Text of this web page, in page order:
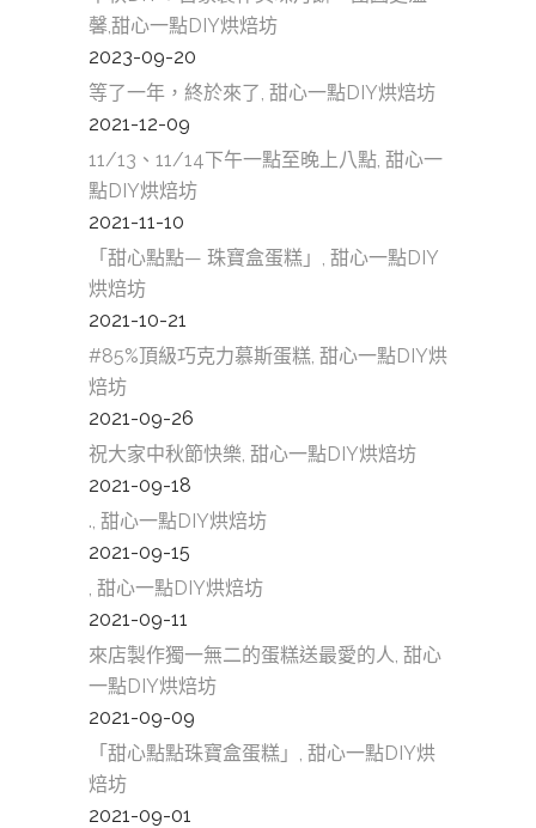
馨,甜心一點DIY烘焙坊
2023-09-20
等了一年，終於來了, 甜心一點DIY烘焙坊
2021-12-09
11/13、11/14下午一點至晚上八點, 甜心一
點DIY烘焙坊
2021-11-10
「甜心點點— 珠寶盒蛋糕」, 甜心一點DIY
烘焙坊
2021-10-21
#85%頂級巧克力慕斯蛋糕, 甜心一點DIY烘
焙坊
2021-09-26
祝大家中秋節快樂, 甜心一點DIY烘焙坊
2021-09-18
., 甜心一點DIY烘焙坊
2021-09-15
, 甜心一點DIY烘焙坊
2021-09-11
來店製作獨一無二的蛋糕送最愛的人, 甜心
一點DIY烘焙坊
2021-09-09
「甜心點點珠寶盒蛋糕」, 甜心一點DIY烘
焙坊
2021-09-01